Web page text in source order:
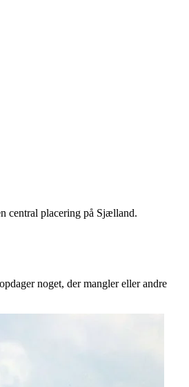
central placering på Sjælland.
noget, der mangler eller andre